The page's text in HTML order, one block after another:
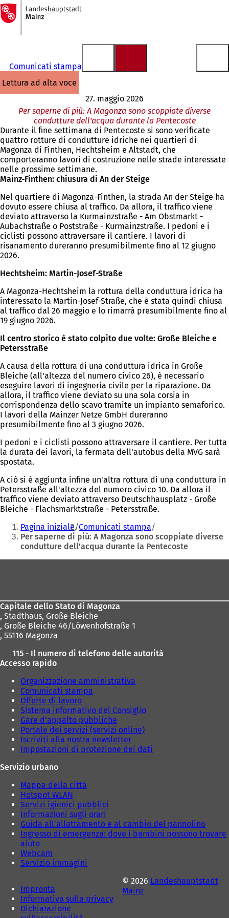
Vai al contenuto
Alla
pagina
iniziale
Comunicati stampa
lettura ad alta voce
27. maggio 2026
Per saperne di più: A Magonza sono scoppiate diverse
condutture dell'acqua durante la Pentecoste
Durante il fine settimana di Pentecoste si sono verificate
quattro rotture di condutture idriche nei quartieri di
Magonza di Finthen, Hechtsheim e Altstadt, che
comporteranno lavori di costruzione nelle strade interessate
nelle prossime settimane.
Mainz-Finthen: chiusura di An der Steige
Nel quartiere di Magonza-Finthen, la strada An der Steige ha
dovuto essere chiusa al traffico. Da allora, il traffico viene
deviato attraverso la Kurmainzstraße - Am Obstmarkt -
Aubachstraße o Poststraße - Kurmainzstraße. I pedoni e i
ciclisti possono attraversare il cantiere. I lavori di
risanamento dureranno presumibilmente fino al 12 giugno
2026.
Hechtsheim: Martin-Josef-Straße
A Magonza-Hechtsheim la rottura della conduttura idrica ha
interessato la Martin-Josef-Straße, che è stata quindi chiusa
al traffico dal 26 maggio e lo rimarrà presumibilmente fino al
19 giugno 2026.
Il centro storico è stato colpito due volte: Große Bleiche e
Petersstraße
A causa della rottura di una conduttura idrica in Große
Bleiche (all'altezza del numero civico 26), è necessario
eseguire lavori di ingegneria civile per la riparazione. Da
allora, il traffico viene deviato su una sola corsia in
corrispondenza dello scavo tramite un impianto semaforico.
I lavori della Mainzer Netze GmbH dureranno
presumibilmente fino al 3 giugno 2026.
I pedoni e i ciclisti possono attraversare il cantiere. Per tutta
la durata dei lavori, la fermata dell'autobus della MVG sarà
spostata.
A ciò si è aggiunta infine un'altra rottura di una conduttura in
Petersstraße all'altezza del numero civico 10. Da allora il
traffico viene deviato attraverso Deutschhausplatz - Große
Bleiche - Flachsmarktstraße - Petersstraße.
Siete
qui:
Pagina iniziale Comunicati stampa
Per saperne di più: A Magonza sono scoppiate diverse
condutture dell'acqua durante la Pentecoste
Capitale dello Stato di Magonza
, Stadthaus, Große Bleiche
, Große Bleiche 46/Löwenhofstraße 1
, 55116 Magonza
115 - Il numero di telefono delle autorità
Accesso rapido
Organizzazione amministrativa
Comunicati stampa
Offerte di lavoro
Sistema informativo del Consiglio
Gare d'appalto pubbliche
Portale dei servizi (servizi online)
Iscriviti alla nostra newsletter
Impostazioni di protezione dei dati
Servizio urbano
Mappa della città
Hotspot WLAN
Servizi igienici pubblici
Informazioni sugli orari
Guida all'allattamento e al cambio del pannolino
Ingresso di emergenza: dove i bambini possono trovare
aiuto
Webcam
Servizio immagini
Impronta
Informativa sulla privacy
Dichiarazione
© 2026 Landeshauptstadt
Mainz